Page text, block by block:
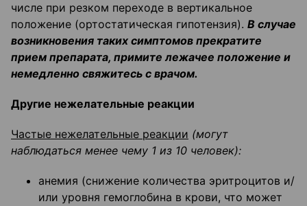
числе при резком переходе в вертикальное
положение (ортостатическая гипотензия). В случае
возникновения таких симптомов прекратите
прием препарата, примите лежачее положение и
немедленно свяжитесь с врачом.
Другие нежелательные реакции
Частые нежелательные реакции (могут
наблюдаться менее чему 1 из 10 человек):
анемия (снижение количества эритроцитов и/
или уровня гемоглобина в крови, что может